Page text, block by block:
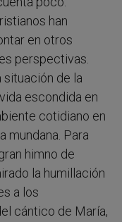
han
en otros
perspectivas.
de la
escondida en
cotidiano en
mundana. Para
himno de
la humillación
a los
cántico de María,